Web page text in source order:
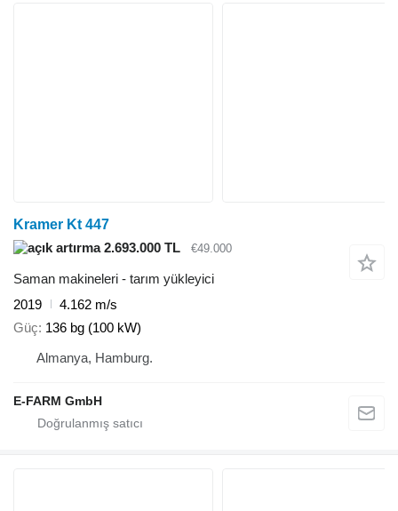
Kramer Kt 447
2.693.000 TL
€49.000
Saman makineleri - tarım yükleyici
2019
4.162 m/s
Güç 136 bg (100 kW)
Almanya, Hamburg.
E-FARM GmbH